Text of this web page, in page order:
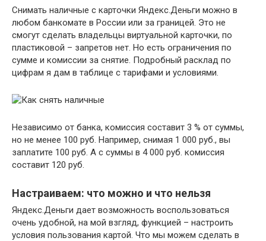
Снимать наличные с карточки Яндекс.Деньги можно в
любом банкомате в России или за границей. Это не
смогут сделать владельцы виртуальной карточки, по
пластиковой – запретов нет. Но есть ограничения по
сумме и комиссии за снятие. Подробный расклад по
цифрам я дам в таблице с тарифами и условиями.
Независимо от банка, комиссия составит 3 % от суммы,
но не менее 100 руб. Например, снимая 1 000 руб., вы
заплатите 100 руб. А с суммы в 4 000 руб. комиссия
составит 120 руб.
Настраиваем: что можно и что нельзя
Яндекс.Деньги дает возможность воспользоваться
очень удобной, на мой взгляд, функцией – настроить
условия пользования картой. Что мы можем сделать в